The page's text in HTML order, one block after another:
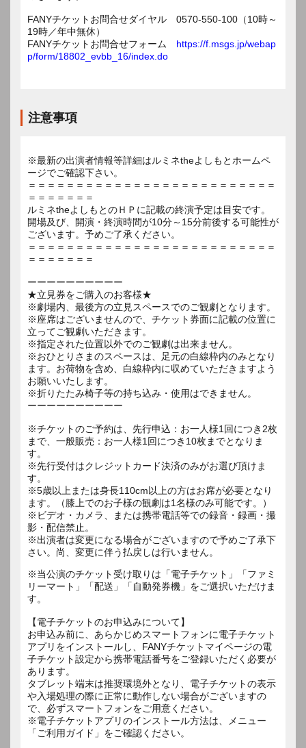
FANYチケットお問合せダイヤル 0570-550-100（10時～
19時／年中無休）
FANYチケットお問合せフォーム https://f.msgs.jp/webap
p/form/18802_evbb_16/index.do
注意事項
※最新の出演者情報等詳細はルミネtheよしもとホームペ
ージでご確認下さい。
＝＝＝＝＝＝＝＝＝＝＝＝＝＝＝＝＝＝＝＝＝＝＝＝＝＝
＝＝＝＝＝＝＝
ルミネtheよしもとのＨＰに記載の終演予定は目安です。
開場及び、開演・終演時間が10分～15分前後する可能性が
ございます。予めご了承ください。
＝＝＝＝＝＝＝＝＝＝＝＝＝＝＝＝＝＝＝＝＝＝＝＝＝＝
＝＝＝＝＝＝＝
ーーーーーーーーーー
★立見券をご購入のお客様★
※劇場内、最後方の立見スペースでのご観劇となります。
※座席はございませんので、チケット券面に記載の位置に
立ってご観劇いただきます。
※指定された位置以外でのご観劇は出来ません。
※おひとりさまのスペースは、足元の白線枠内のみとなり
ます。お荷物を含め、白線枠内に収めていただきますよう
お願いいたします。
※折りたたみ椅子等の持ち込み・使用はできません。
ーーーーーーーーーー
※チケットのご予約は、先行申込：お一人様1回につき2枚
まで、一般販売：お一人様1回につき10枚までとなりま
す。
※先行受付はクレジットカード決済のみがお選び頂けま
す。
※5歳以上または身長110cm以上の方はお席が必要となり
ます。（膝上でのお子様の観劇は1名様のみ可能です。）
※ビデオ・カメラ、または携帯電話等での録音・録画・撮
影・配信禁止。
※出演者は変更になる場合がございますので予めご了承下
さい。尚、変更に伴う払戻しは行いません。
※当公演のチケット受け取りは「電子チケット」「ファミ
リーマート」「配送」「自動発券機」をご選択いただけま
す。
【電子チケットのお申込みについて】
お申込み前に、あらかじめスマートフォンに電子チケット
アプリをインストールし、FANYチケットマイページの電
子チケット設定から携帯電話番号をご登録いただく必要が
あります。
タブレット端末は推奨環境外となり、電子チケットの表示
や入場処理の際に正常に動作しない場合がございますの
で、必ずスマートフォンをご用意ください。
※電子チケットアプリのインストール方法は、メニュー
「ご利用ガイド」をご確認ください。